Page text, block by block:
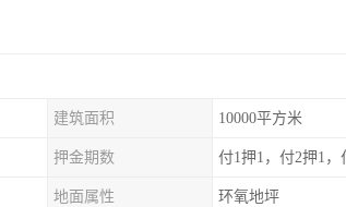
建筑面积 10000平方米
押金期数 付1押1，付2押1，
地面属性 环氧地坪